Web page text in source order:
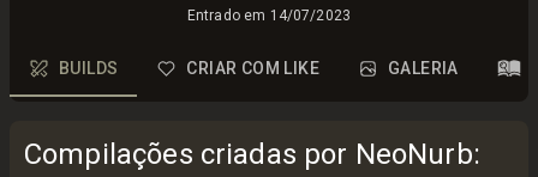
Entrado em 14/07/2023
BUILDS CRIAR COM LIKE GALERIA
Compilações criadas por NeoNurb: